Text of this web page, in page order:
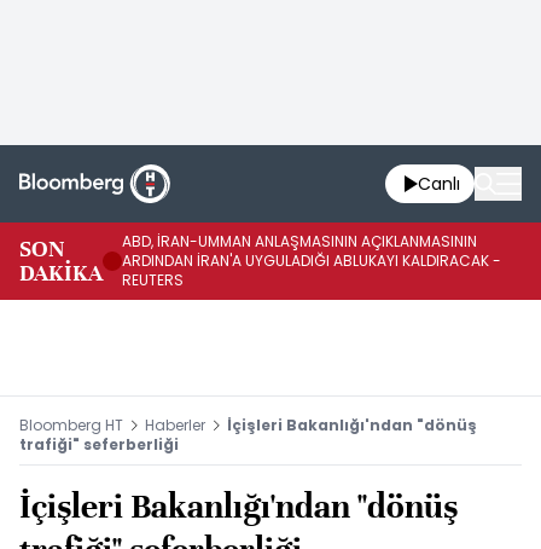
Canlı
SON
DAKİKA
ABD, İRAN-UMMAN ANLAŞMASININ AÇIKLANMASININ
ARDINDAN İRAN'A UYGULADIĞI ABLUKAYI KALDIRACAK -
REUTERS
Bloomberg HT Haberler
İçişleri Bakanlığı'ndan "dönüş
trafiği" seferberliği
İçişleri Bakanlığı'ndan "dönüş